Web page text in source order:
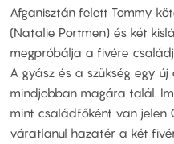
Afganisztán felett Tommy
(Natalie Portmen) és két
megpróbálja a fivére
A gyász és a szükség egy
mindjobban magára talál.
mint családfőként van jelen
váratlanul hazatér a két